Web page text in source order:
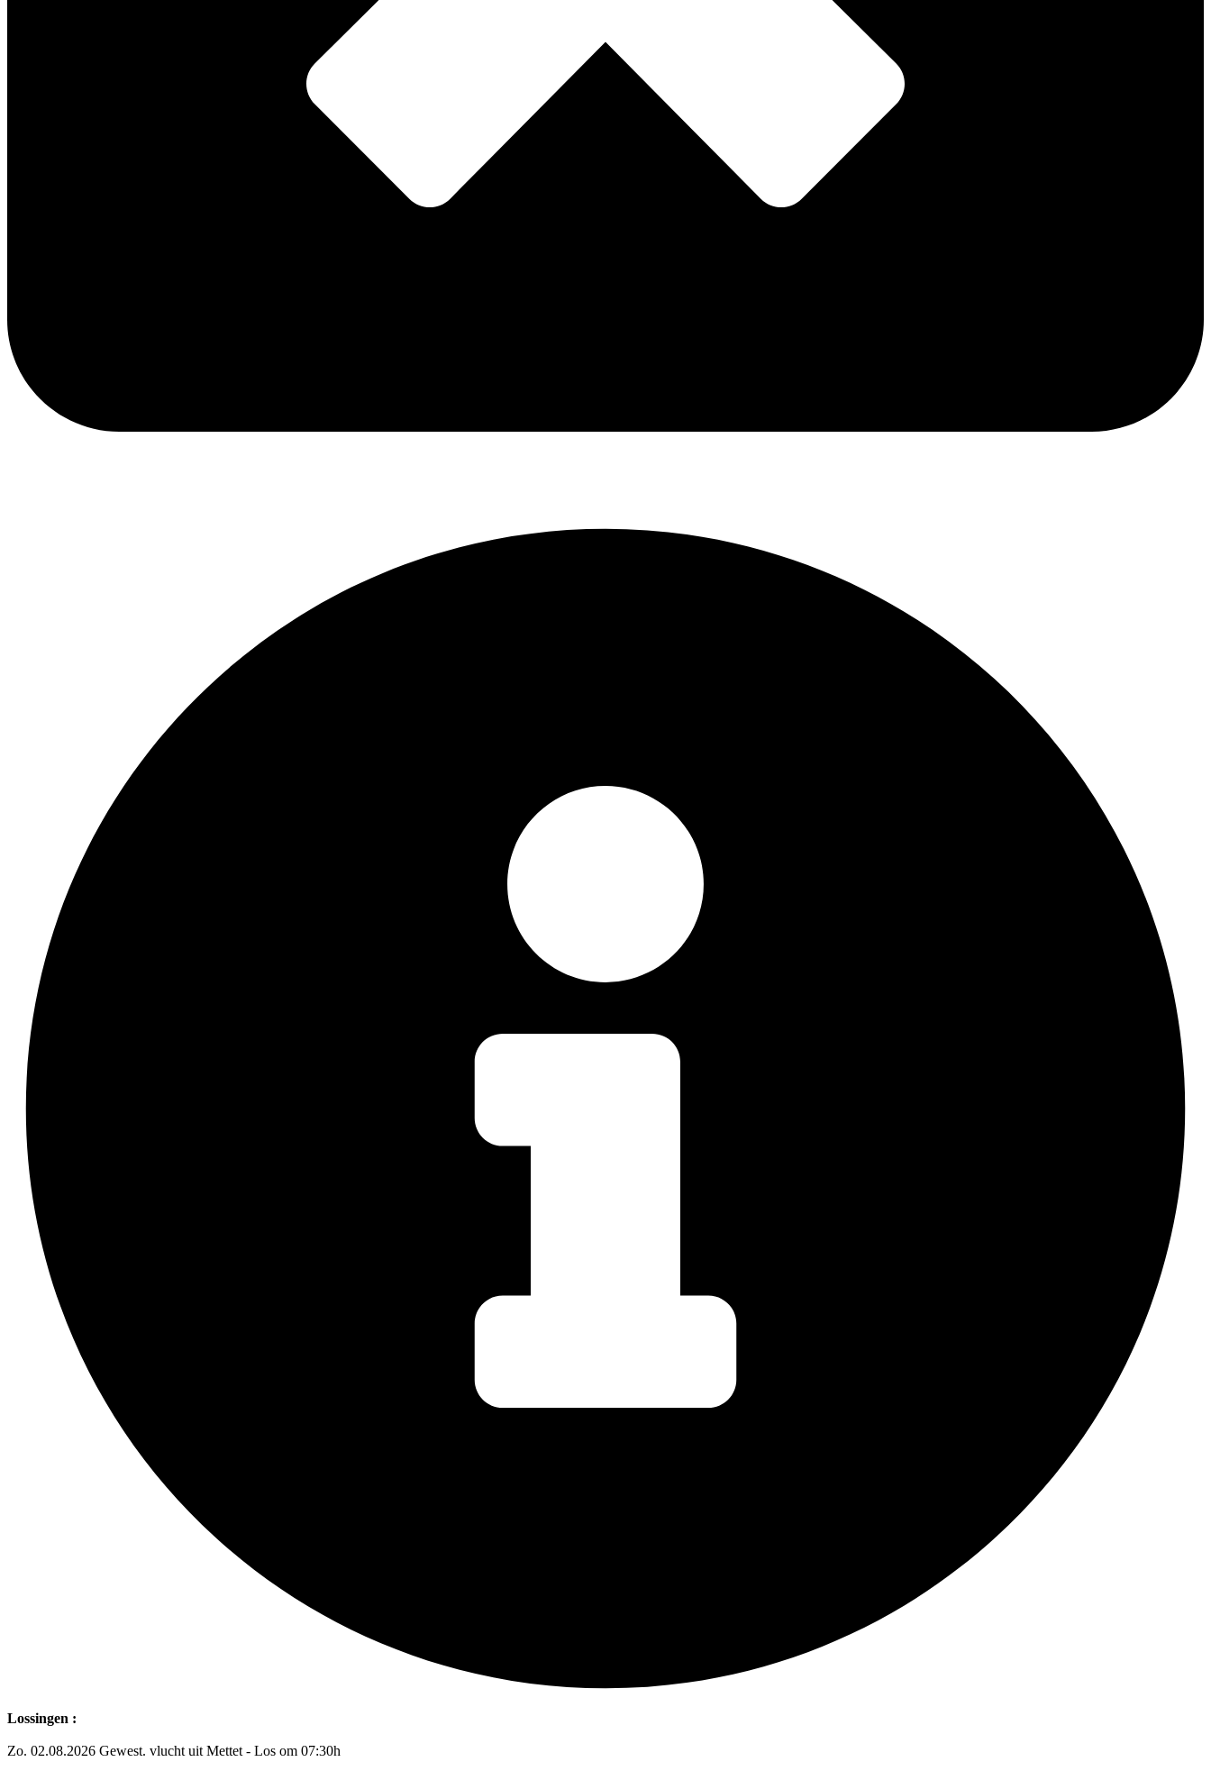
Lossingen :
Zo. 02.08.2026 Gewest. vlucht uit Mettet - Los om 07:30h